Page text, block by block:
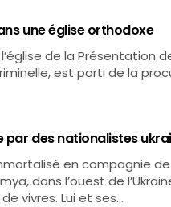
une église orthodoxe
de la Présentation
est parti de la
par des nationalistes
en compagnie
dans l’ouest de
vivres. Lui et ses…